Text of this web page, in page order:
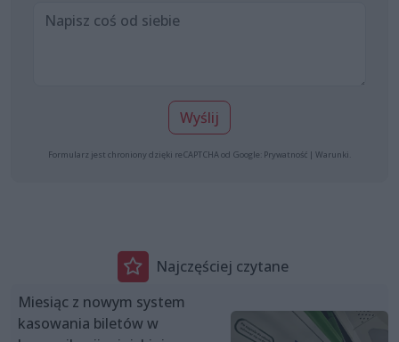
Wyślij
Formularz jest chroniony dzięki reCAPTCHA od Google: Prywatność | Warunki
Najczęściej czytane
Miesiąc z nowym system
kasowania biletów w